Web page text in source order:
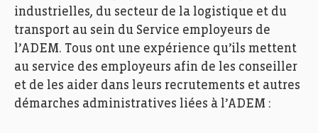
industrielles, du secteur de la logistique et du
transport au sein du Service employeurs de
l’ADEM. Tous ont une expérience qu’ils mettent
au service des employeurs afin de les conseiller
et de les aider dans leurs recrutements et autres
démarches administratives liées à l’ADEM :